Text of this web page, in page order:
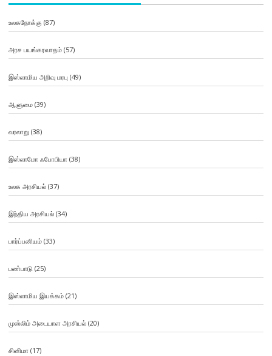
உலகநோக்கு (87)
அரச பயங்கரவாதம்(57)
இஸ்லாமிய அறிவு மரபு (49)
ஆளுமை(39)
வரலாறு(38)
இஸ்லாமோ ஃபோபியா (38)
உலக அரசியல்(37)
இந்திய அரசியல்(34)
பார்ப்பனியம்(33)
பண்பாடு(25)
இஸ்லாமிய இயக்கம்(21)
முஸ்லிம் அடையாள அரசியல்(20)
சினிமா (17)